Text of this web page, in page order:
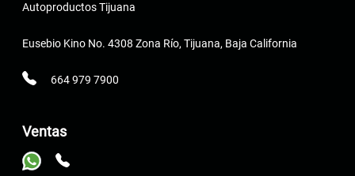
Autoproductos Tijuana
Eusebio Kino No. 4308 Zona Río, Tijuana, Baja California
664 979 7900
Ventas